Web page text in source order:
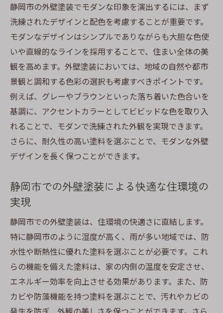
静岡市の外壁塗装でモダンな印象を演出するには、まず
洗練されたデザインと配色を考慮することが重要です。
モダンなデザインはシンプルでありながらも大胆な色使
いや直線的なラインを採用することで、住まい全体の美
観を高めます。外壁塗装においては、地域の自然や都市
景観と調和する色彩の選択も考慮すべきポイントです。
例えば、グレーやブラウンといった落ち着いた色合いを
基調に、アクセントカラーとしてビビッドな色を取り入
れることで、モダンで洗練された外観を実現できます。
さらに、耐久性の高い塗料を選ぶことで、モダンな外壁
デザインを長く保つことができます。
静岡市での外壁塗装による快適な住環境の
実現
静岡市での外壁塗装は、住環境の快適さに直結します。
特に静岡市のように湿度が高く、雨が多い地域では、防
水性や断熱性に優れた塗料を選ぶことが必要です。これ
らの機能を備えた塗料は、家の内側の温度を安定させ、
エネルギー効率を向上させる効果があります。また、防
カビや防藻機能を持つ塗料を選ぶことで、汚れやカビの